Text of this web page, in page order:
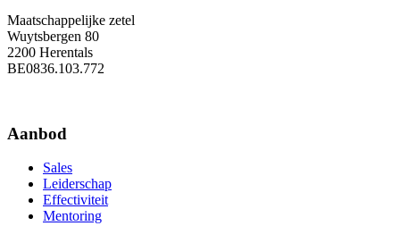
Maatschappelijke zetel
Wuytsbergen 80
2200 Herentals
BE0836.103.772
Aanbod
Sales
Leiderschap
Effectiviteit
Mentoring